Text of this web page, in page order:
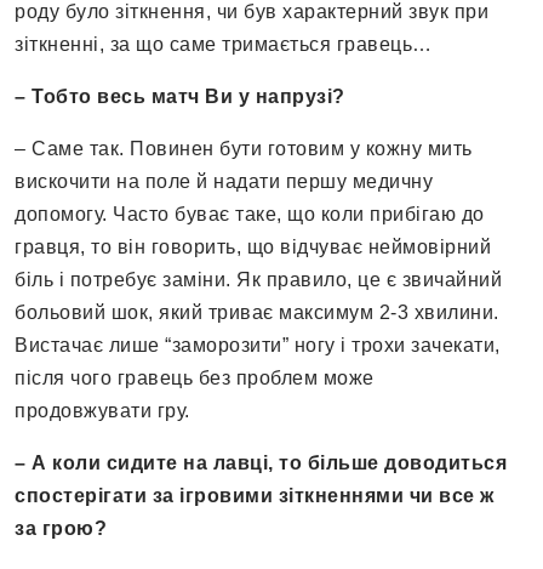
роду було зіткнення, чи був характерний звук при
зіткненні, за що саме тримається гравець…
– Тобто весь матч Ви у напрузі?
– Саме так. Повинен бути готовим у кожну мить
вискочити на поле й надати першу медичну
допомогу. Часто буває таке, що коли прибігаю до
гравця, то він говорить, що відчуває неймовірний
біль і потребує заміни. Як правило, це є звичайний
больовий шок, який триває максимум 2-3 хвилини.
Вистачає лише “заморозити” ногу і трохи зачекати,
після чого гравець без проблем може
продовжувати гру.
– А коли сидите на лавці, то більше доводиться
спостерігати за ігровими зіткненнями чи все ж
за грою?